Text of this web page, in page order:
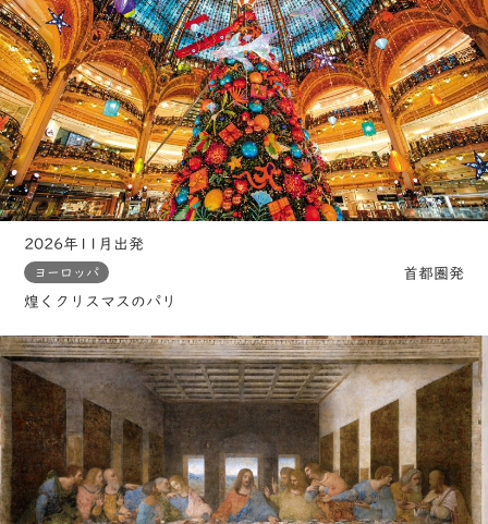
2026年11月出発
ヨーロッパ
首都圏発
煌くクリスマスのパリ